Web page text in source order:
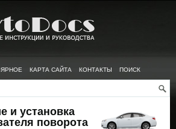
КАРТА САЙТА КОНТАКТЫ ПОИСК
и установка
поворота